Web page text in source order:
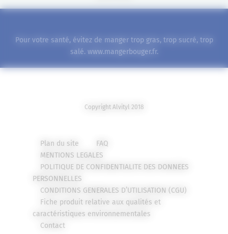
Pour votre santé, évitez de manger trop gras, trop sucré, trop
salé. www.mangerbouger.fr.
Copyright Alvityl 2018
Plan du site
FAQ
MENTIONS LEGALES
POLITIQUE DE CONFIDENTIALITE DES DONNEES
PERSONNELLES
CONDITIONS GENERALES D’UTILISATION (CGU)
Fiche produit relative aux qualités et
caractéristiques environnementales
Contact